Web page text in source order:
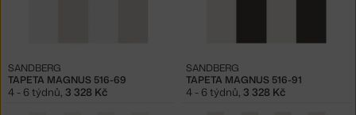
TAPETA MAGNUS 516-69
SANDBERG
4 - 6 týdnů, 3 328 Kč
TAPETA MAGNUS 516-91
SANDBERG
4 - 6 týdnů, 3 328 Kč